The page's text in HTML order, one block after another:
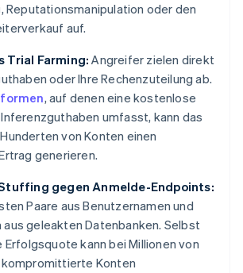
Reputationsmanipulation oder den
auf.
Trial Farming:Angreifer zielen direkt
oder Ihre Rechenzuteilung ab.
, auf denen eine kostenlose
umfasst, kann das
von Konten einen
generieren.
gegen Anmelde-Endpoints:
Paare aus Benutzernamen und
geleakten Datenbanken. Selbst
Erfolgsquote kann bei Millionen von
kompromittierte Konten